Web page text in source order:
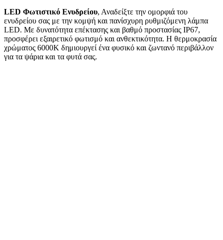
LED Φωτιστικό Ενυδρείου, Αναδείξτε την ομορφιά του
ενυδρείου σας με την κομψή και πανίσχυρη ρυθμιζόμενη λάμπα
LED. Με δυνατότητα επέκτασης και βαθμό προστασίας IP67,
προσφέρει εξαιρετικό φωτισμό και ανθεκτικότητα. Η θερμοκρασία
χρώματος 6000K δημιουργεί ένα φυσικό και ζωντανό περιβάλλον
για τα ψάρια και τα φυτά σας.